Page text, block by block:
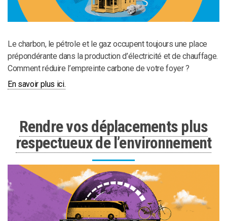
Le charbon, le pétrole et le gaz occupent toujours une place
prépondérante dans la production d’électricité et de chauffage.
Comment réduire l’empreinte carbone de votre foyer ?
En savoir plus ici.
Rendre vos déplacements plus
respectueux de l’environnement